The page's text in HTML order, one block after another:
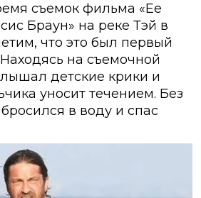
съемок фильма «Ее
Браун» на реке Тэй в
что это был первый
на съемочной
детские крики и
уносит течением. Без
в воду и спас